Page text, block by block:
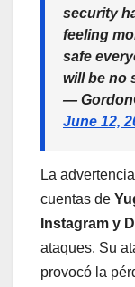
security
feeling
safe
will be no
—
June 12,
La
cuentas de
Instagram y
ataques. Su
provocó la